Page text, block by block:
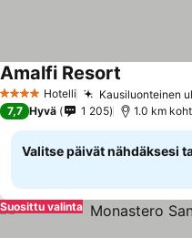
4 Tähtiluokitus
Hotelli Kausiluonteinen
Amalfi Resort
7,7 Hyvä 1 205 1.0 km
Valitse päivät nähdäksesi
Suosittu valinta